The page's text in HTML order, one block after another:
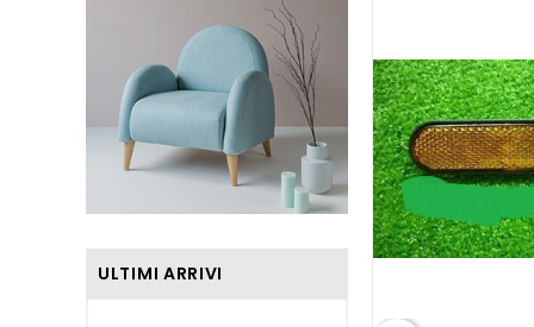
ULTIMI ARRIVI